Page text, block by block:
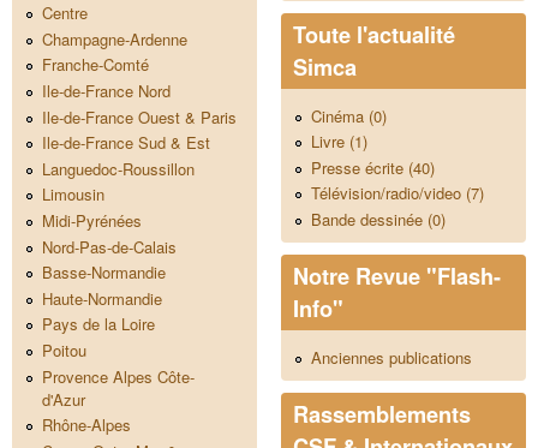
Centre
Champagne-Ardenne
Franche-Comté
Ile-de-France Nord
Ile-de-France Ouest & Paris
Ile-de-France Sud & Est
Languedoc-Roussillon
Limousin
Midi-Pyrénées
Nord-Pas-de-Calais
Basse-Normandie
Haute-Normandie
Pays de la Loire
Poitou
Provence Alpes Côte-
d'Azur
Rhône-Alpes
Toute l'actualité
Simca
Cinéma (0)
Livre (1)
Presse écrite (40)
Télévision/radio/video (7)
Bande dessinée (0)
Notre Revue "Flash-
Info"
Anciennes publications
Rassemblements